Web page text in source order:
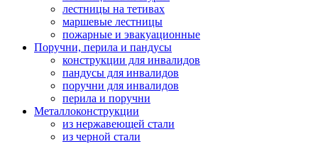
лестницы на тетивах
маршевые лестницы
пожарные и эвакуационные
Поручни, перила и пандусы
конструкции для инвалидов
пандусы для инвалидов
поручни для инвалидов
перила и поручни
Металлоконструкции
из нержавеющей стали
из черной стали